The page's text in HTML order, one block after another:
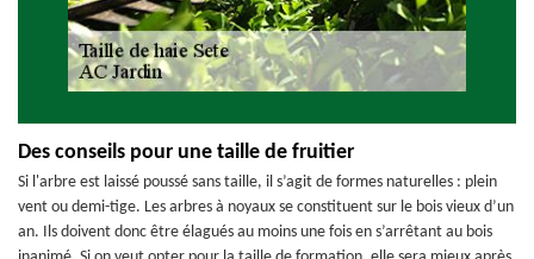
Des conseils pour une taille de fruitier
Si l'arbre est laissé poussé sans taille, il s’agit de formes naturelles : plein
vent ou demi-tige. Les arbres à noyaux se constituent sur le bois vieux d’un
an. Ils doivent donc être élagués au moins une fois en s’arrêtant au bois